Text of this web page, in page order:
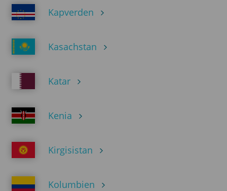
Kapverden
Kasachstan
Katar
Kenia
Kirgisistan
Kolumbien